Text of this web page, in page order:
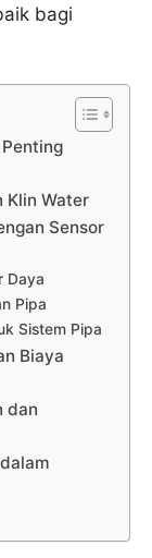
bagi
Klin Water
Sensor
Daya
Pipa
Sistem Pipa
Biaya
dan